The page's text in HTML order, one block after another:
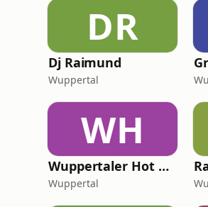
DR
Dj Raimund
Wuppertal
WH
Wuppertaler Hot Radio
Wuppertal